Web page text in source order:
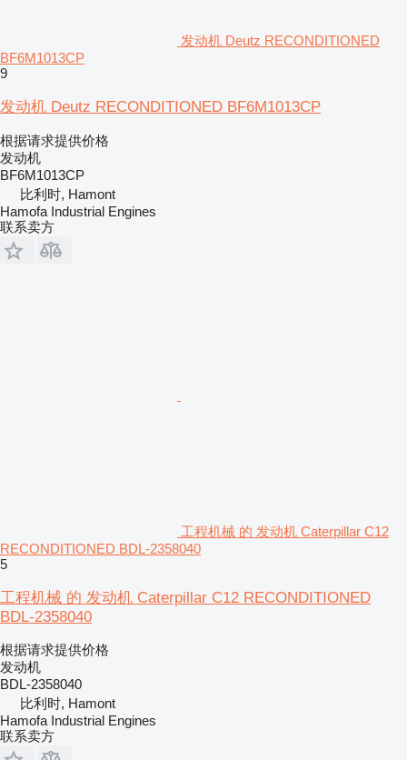
发动机 Deutz RECONDITIONED
BF6M1013CP
9
发动机 Deutz RECONDITIONED BF6M1013CP
根据请求提供价格
发动机
BF6M1013CP
比利时, Hamont
Hamofa Industrial Engines
联系卖方
工程机械 的 发动机 Caterpillar C12
RECONDITIONED BDL-2358040
5
工程机械 的 发动机 Caterpillar C12 RECONDITIONED
BDL-2358040
根据请求提供价格
发动机
BDL-2358040
比利时, Hamont
Hamofa Industrial Engines
联系卖方